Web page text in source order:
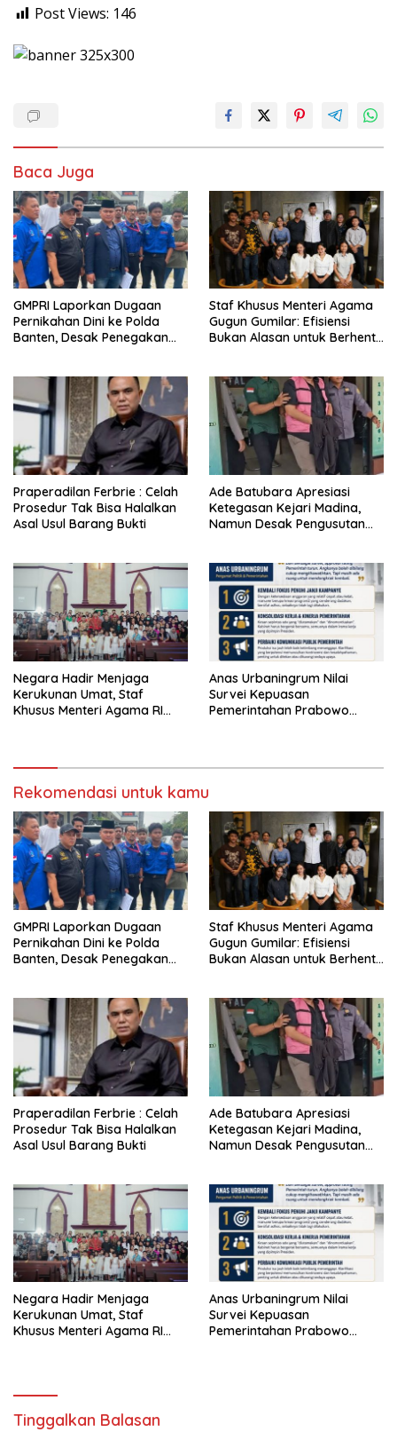
Post Views: 146
Baca Juga
GMPRI Laporkan Dugaan
Pernikahan Dini ke Polda
Banten, Desak Penegakan
Staf Khusus Menteri Agama
Gugun Gumilar: Efisiensi
Bukan Alasan untuk Berhenti
Praperadilan Ferbrie : Celah
Prosedur Tak Bisa Halalkan
Asal Usul Barang Bukti
Ade Batubara Apresiasi
Ketegasan Kejari Madina,
Namun Desak Pengusutan
Terlibat Kasus Smart Village
Negara Hadir Menjaga
Kerukunan Umat, Staf
Khusus Menteri Agama RI
Anas Urbaningrum Nilai
Survei Kepuasan
Pemerintahan Prabowo
Rekomendasi untuk kamu
GMPRI Laporkan Dugaan
Pernikahan Dini ke Polda
Banten, Desak Penegakan
Staf Khusus Menteri Agama
Gugun Gumilar: Efisiensi
Bukan Alasan untuk Berhenti
Praperadilan Ferbrie : Celah
Prosedur Tak Bisa Halalkan
Asal Usul Barang Bukti
Ade Batubara Apresiasi
Ketegasan Kejari Madina,
Namun Desak Pengusutan
Terlibat Kasus Smart Village
Negara Hadir Menjaga
Kerukunan Umat, Staf
Khusus Menteri Agama RI
Anas Urbaningrum Nilai
Survei Kepuasan
Pemerintahan Prabowo
Tinggalkan Balasan